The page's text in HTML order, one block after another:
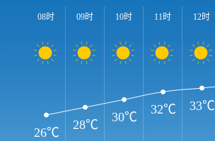
08时 09时 10时 11时 12时
26℃
28℃
30℃
32℃ 33℃